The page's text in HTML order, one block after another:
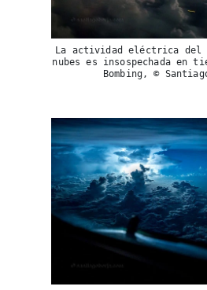
La actividad eléctrica del
nubes es insospechada en
Bombing, ©